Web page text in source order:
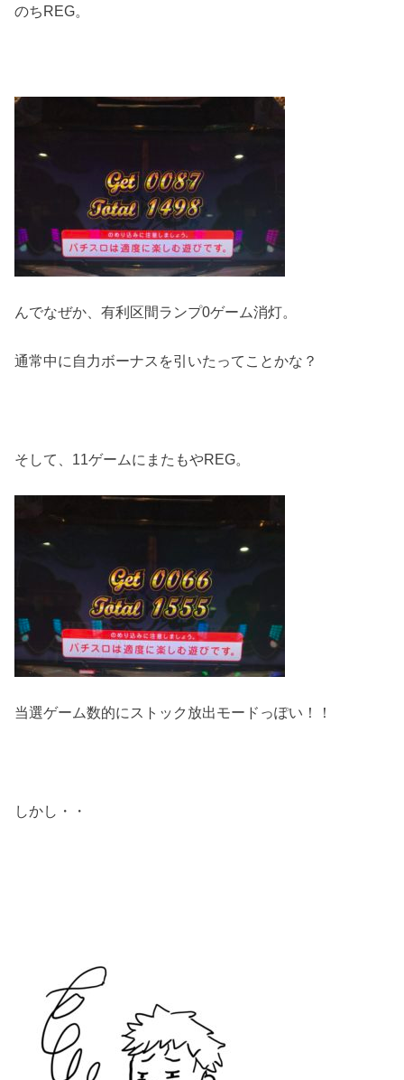
のちREG。
んでなぜか、有利区間ランプ0ゲーム消灯。
通常中に自力ボーナスを引いたってことかな？
そして、11ゲームにまたもやREG。
当選ゲーム数的にストック放出モードっぽい！！
しかし・・